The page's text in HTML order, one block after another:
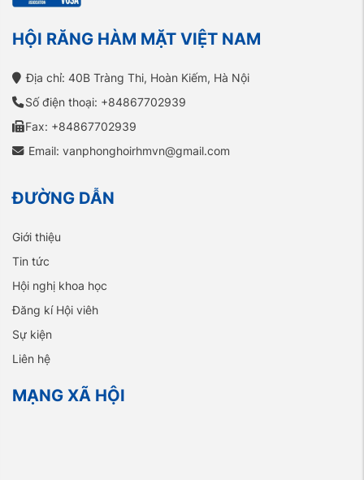
HỘI RĂNG HÀM MẶT VIỆT NAM
Địa chỉ: 40B Tràng Thi, Hoàn Kiếm, Hà Nội
Số điện thoại: +84867702939
Fax: +84867702939
Email: vanphonghoirhmvn@gmail.com
ĐƯỜNG DẪN
Giới thiệu
Tin tức
Hội nghị khoa học
Đăng kí Hội viêh
Sự kiện
Liên hệ
MẠNG XÃ HỘI